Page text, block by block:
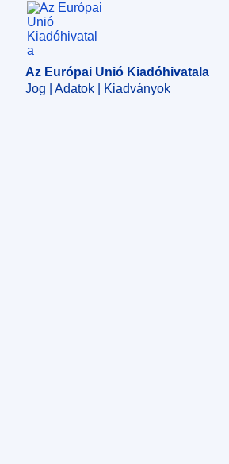
Az Európai Unió Kiadóhivatala
Az Európai Unió Kiadóhivatala
Jog | Adatok | Kiadványok